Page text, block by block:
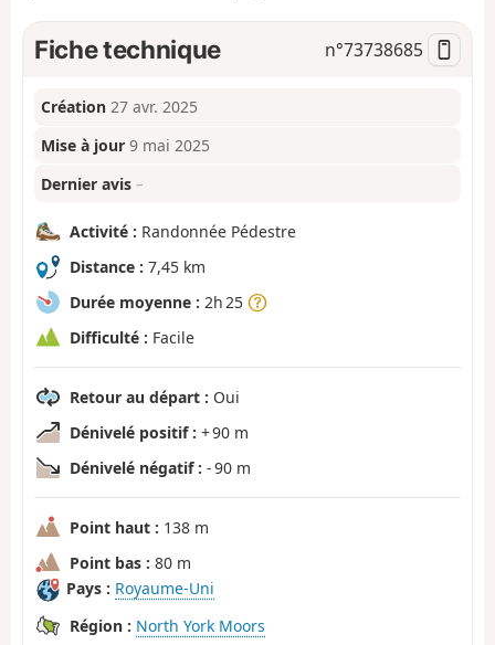
o
Fiche technique n°73738685
Création 27 avr. 2025
Mise à jour 9 mai 2025
Dernier avis –
Activité : Randonnée Pédestre
Distance : 7,45 km
Durée moyenne : 2h 25
Difficulté : Facile
Retour au départ : Oui
Dénivelé positif : + 90 m
Dénivelé négatif : - 90 m
Point haut : 138 m
Point bas : 80 m
Pays : Royaume-Uni
Région : North York Moors